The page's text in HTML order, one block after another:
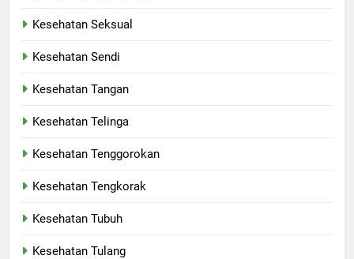
Kesehatan Seksual
Kesehatan Sendi
Kesehatan Tangan
Kesehatan Telinga
Kesehatan Tenggorokan
Kesehatan Tengkorak
Kesehatan Tubuh
Kesehatan Tulang